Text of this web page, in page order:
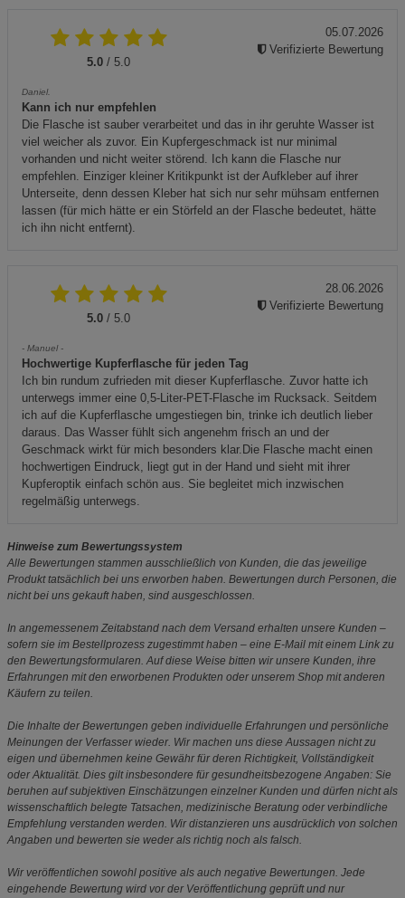
5.0 / 5.0
Daniel.
Kann ich nur empfehlen
Die Flasche ist sauber verarbeitet und das in ihr geruhte Wasser ist
viel weicher als zuvor. Ein Kupfergeschmack ist nur minimal
vorhanden und nicht weiter störend. Ich kann die Flasche nur
empfehlen. Einziger kleiner Kritikpunkt ist der Aufkleber auf ihrer
Unterseite, denn dessen Kleber hat sich nur sehr mühsam entfernen
lassen (für mich hätte er ein Störfeld an der Flasche bedeutet, hätte
ich ihn nicht entfernt).
05.07.2026
Verifizierte Bewertung
5.0 / 5.0
- Manuel -
Hochwertige Kupferflasche für jeden Tag
Ich bin rundum zufrieden mit dieser Kupferflasche. Zuvor hatte ich
unterwegs immer eine 0,5-Liter-PET-Flasche im Rucksack. Seitdem
ich auf die Kupferflasche umgestiegen bin, trinke ich deutlich lieber
daraus. Das Wasser fühlt sich angenehm frisch an und der
Geschmack wirkt für mich besonders klar.Die Flasche macht einen
hochwertigen Eindruck, liegt gut in der Hand und sieht mit ihrer
Kupferoptik einfach schön aus. Sie begleitet mich inzwischen
regelmäßig unterwegs.
28.06.2026
Verifizierte Bewertung
Hinweise zum Bewertungssystem
Alle Bewertungen stammen ausschließlich von Kunden, die das jeweilige
Produkt tatsächlich bei uns erworben haben. Bewertungen durch Personen, die
nicht bei uns gekauft haben, sind ausgeschlossen.
In angemessenem Zeitabstand nach dem Versand erhalten unsere Kunden –
sofern sie im Bestellprozess zugestimmt haben – eine E-Mail mit einem Link zu
den Bewertungsformularen. Auf diese Weise bitten wir unsere Kunden, ihre
Erfahrungen mit den erworbenen Produkten oder unserem Shop mit anderen
Käufern zu teilen.
Die Inhalte der Bewertungen geben individuelle Erfahrungen und persönliche
Meinungen der Verfasser wieder. Wir machen uns diese Aussagen nicht zu
eigen und übernehmen keine Gewähr für deren Richtigkeit, Vollständigkeit
oder Aktualität. Dies gilt insbesondere für gesundheitsbezogene Angaben: Sie
beruhen auf subjektiven Einschätzungen einzelner Kunden und dürfen nicht als
wissenschaftlich belegte Tatsachen, medizinische Beratung oder verbindliche
Empfehlung verstanden werden. Wir distanzieren uns ausdrücklich von solchen
Angaben und bewerten sie weder als richtig noch als falsch.
Wir veröffentlichen sowohl positive als auch negative Bewertungen. Jede
eingehende Bewertung wird vor der Veröffentlichung geprüft und nur